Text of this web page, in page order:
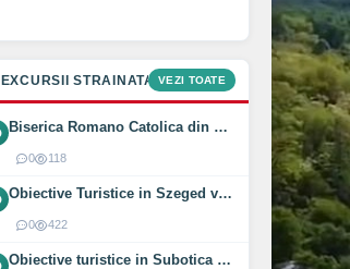
EXCURSII STRAINATATEVEZI TOATE
Biserica Romano Catolica din Óföldeák, Ungaria (2025)
0 118
Obiective Turistice in Szeged vizitate intr-o zi (2024)
0 422
Obiective turistice in Subotica vizitate intr-o zi (2024)